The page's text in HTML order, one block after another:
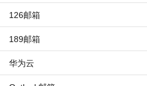
126邮箱
189邮箱
华为云